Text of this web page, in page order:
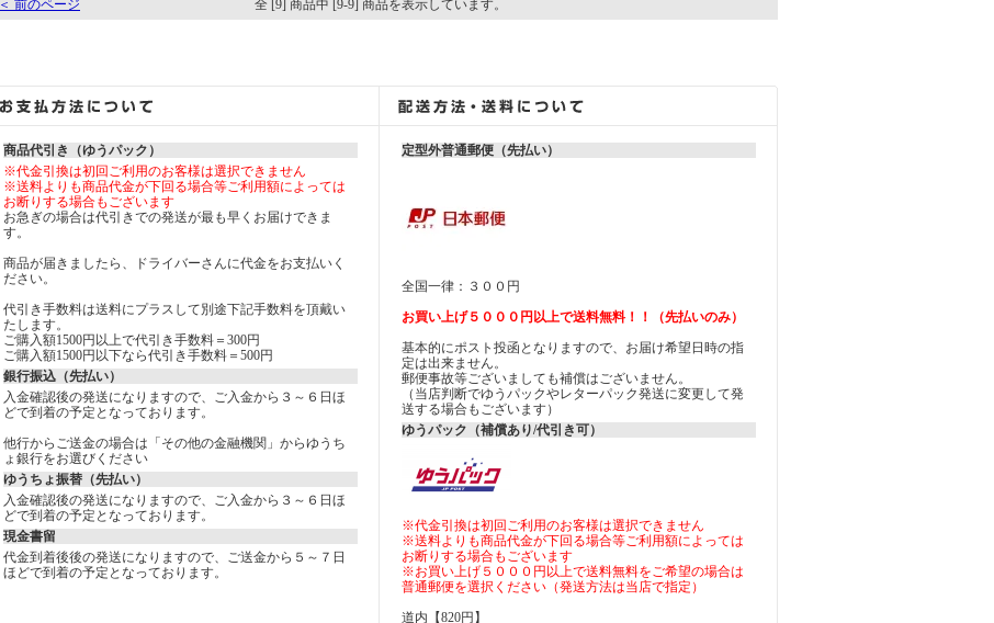
＜ 前のページ 全 [9] 商品中 [9-9] 商品を表示しています。
商品代引き（ゆうパック）
※代金引換は初回ご利用のお客様は選択できません
※送料よりも商品代金が下回る場合等ご利用額によっては
お断りする場合もございます
お急ぎの場合は代引きでの発送が最も早くお届けできま
す。
商品が届きましたら、ドライバーさんに代金をお支払いく
ださい。
代引き手数料は送料にプラスして別途下記手数料を頂戴い
たします。
ご購入額1500円以上で代引き手数料＝300円
ご購入額1500円以下なら代引き手数料＝500円
銀行振込（先払い）
入金確認後の発送になりますので、ご入金から３～６日ほ
どで到着の予定となっております。
他行からご送金の場合は「その他の金融機関」からゆうち
ょ銀行をお選びください
ゆうちょ振替（先払い）
入金確認後の発送になりますので、ご入金から３～６日ほ
どで到着の予定となっております。
現金書留
代金到着後後の発送になりますので、ご送金から５～７日
ほどで到着の予定となっております。
定型外普通郵便（先払い）
全国一律：３００円
お買い上げ５０００円以上で送料無料！！（先払いのみ）
基本的にポスト投函となりますので、お届け希望日時の指
定は出来ません。
郵便事故等ございましても補償はございません。
（当店判断でゆうパックやレターパック発送に変更して発
送する場合もございます）
ゆうパック（補償あり/代引き可）
※代金引換は初回ご利用のお客様は選択できません
※送料よりも商品代金が下回る場合等ご利用額によっては
お断りする場合もございます
※お買い上げ５０００円以上で送料無料をご希望の場合は
普通郵便を選択ください（発送方法は当店で指定）
道内【820円】